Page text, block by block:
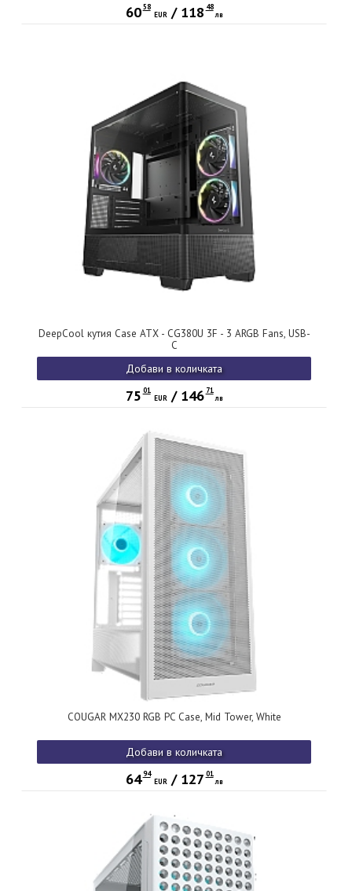
60 58
EUR/ 118 48
лв
DeepCool кутия Case ATX - CG380U 3F - 3 ARGB Fans, USB-
C
Добави в количката
75 01
EUR/ 146 71
лв
COUGAR MX230 RGB PC Case, Mid Tower, White
Добави в количката
64 94
EUR/ 127 01
лв